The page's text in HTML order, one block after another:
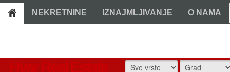
NEKRETNINE IZNAJMLJIVANJE O NAMA